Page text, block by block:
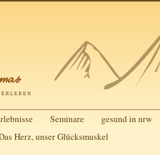
Seminare gesund in nrw
Herz, unser Glücksmuskel